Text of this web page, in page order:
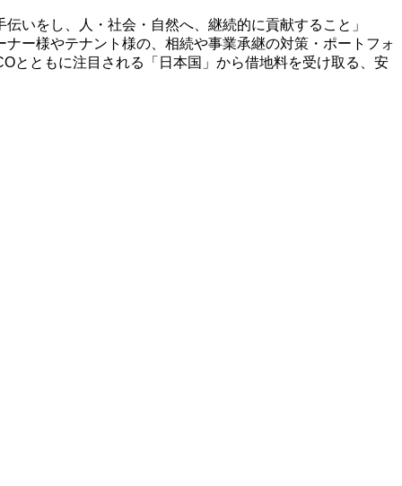
いをし、人・社会・自然へ、継続的に貢献すること」
ー様やテナント様の、相続や事業承継の対策・ポートフォ
とともに注目される「日本国」から借地料を受け取る、安